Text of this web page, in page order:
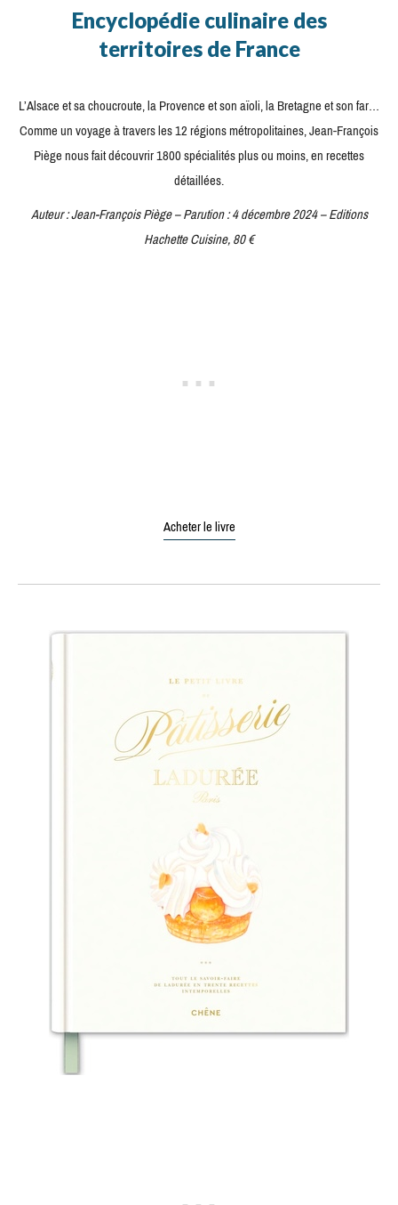
Encyclopédie culinaire des
territoires de France
L’Alsace et sa choucroute, la Provence et son aïoli, la Bretagne et son far…
Comme un voyage à travers les 12 régions métropolitaines, Jean-François
Piège nous fait découvrir 1800 spécialités plus ou moins, en recettes
détaillées.
Auteur : Jean-François Piège – Parution : 4 décembre 2024 – Editions
Hachette Cuisine, 80 €
Acheter le livre